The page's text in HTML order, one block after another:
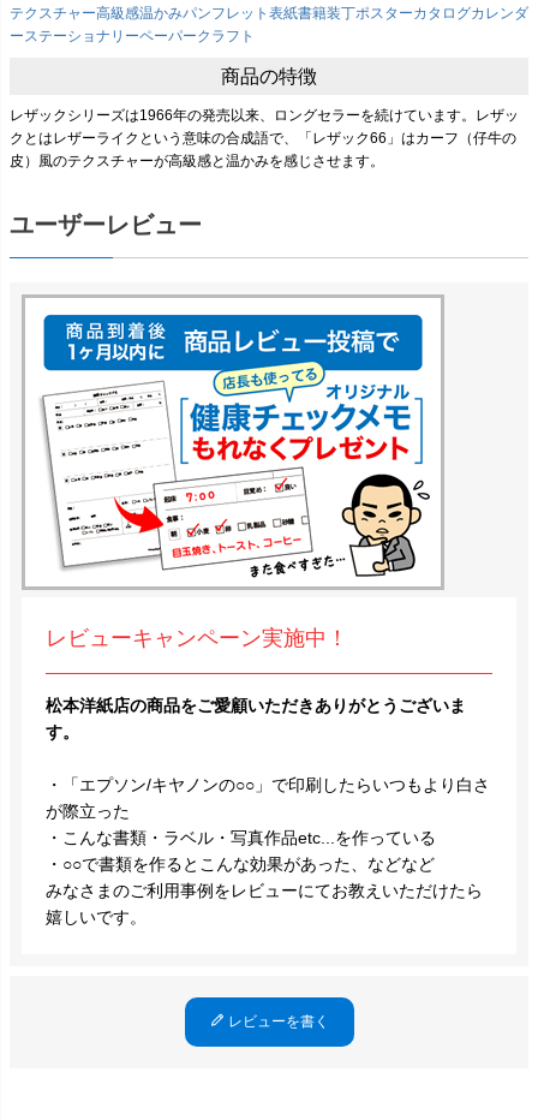
テクスチャー高級感温かみパンフレット表紙書籍装丁ポスターカタログカレンダ
ーステーショナリーペーパークラフト
商品の特徴
レザックシリーズは1966年の発売以来、ロングセラーを続けています。レザッ
クとはレザーライクという意味の合成語で、「レザック66」はカーフ（仔牛の
皮）風のテクスチャーが高級感と温かみを感じさせます。
ユーザーレビュー
レビューキャンペーン実施中！
松本洋紙店の商品をご愛顧いただきありがとうございま
す。
・「エプソン/キヤノンの○○」で印刷したらいつもより白さ
が際立った
・こんな書類・ラベル・写真作品etc...を作っている
・○○で書類を作るとこんな効果があった、などなど
みなさまのご利用事例をレビューにてお教えいただけたら
嬉しいです。
レビューを書く